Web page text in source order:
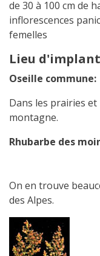
de 30 à 100 cm de
inflorescences
femelles
Lieu
Oseille commune:
Dans les prairies
montagne.
Rhubarbe des
On en trouve
des Alpes.